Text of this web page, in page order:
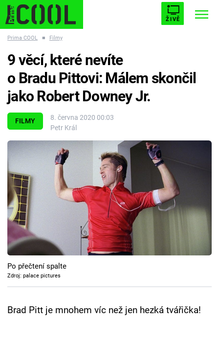
ŽIVĚ
ESCAPE PLNEJ KOTEL AVENGERS 5
Témata
Filmy
Seriály
Hry
Cool Esport
Pořady
TV Program
Prima COOL ■ Filmy
FILMY
8. června 2020 00:03
Petr Král
9 věcí, které nevíte
o Bradu Pittovi: Málem skončil
jako Robert Downey Jr.
Po přečtení spalte
Zdroj: palace pictures
Brad Pitt je mnohem víc než jen hezká tvářička!